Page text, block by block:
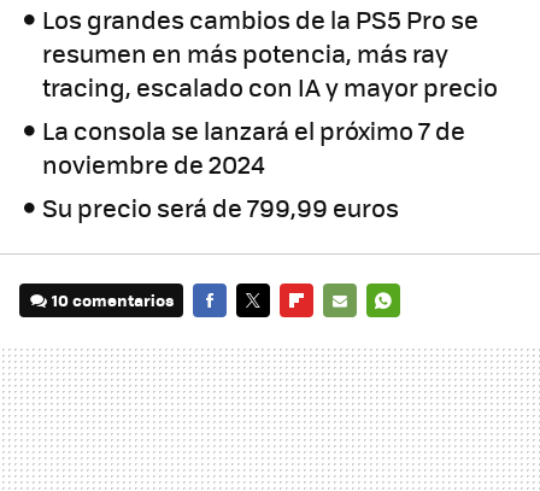
Los grandes cambios de la PS5 Pro se
resumen en más potencia, más ray
tracing, escalado con IA y mayor precio
La consola se lanzará el próximo 7 de
noviembre de 2024
Su precio será de 799,99 euros
10 comentarios
MAIL